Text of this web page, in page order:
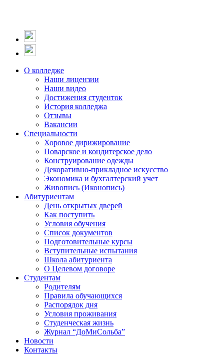
О колледже
Наши лицензии
Наши видео
Достижения студенток
История колледжа
Отзывы
Вакансии
Специальности
Хоровое дирижирование
Поварское и кондитерское дело
Конструирование одежды
Декоративно-прикладное искусство
Экономика и бухгалтерский учет​
Живопись (Иконопись)
Абитуриентам
День открытых дверей
Как поступить
Условия обучения
Список документов
Подготовительные курсы
Вступительные испытания
Школа абитуриента
О Целевом договоре
Студентам
Родителям
Правила обучающихся
Распорядок дня
Условия проживания
Студенческая жизнь
Журнал “ДоМиСольба”
Новости
Контакты